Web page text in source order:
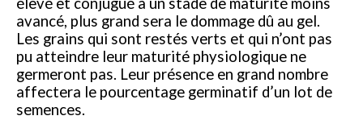
avancé, plus grand sera le dommage dû au gel.
Les grains qui sont restés verts et qui n’ont pas
pu atteindre leur maturité physiologique ne
germeront pas. Leur présence en grand nombre
affectera le pourcentage germinatif d’un lot de
semences.